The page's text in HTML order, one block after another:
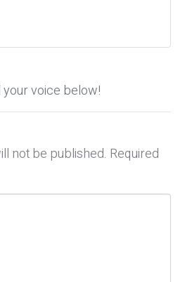
voice below!
not be published. Required